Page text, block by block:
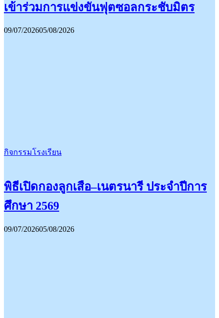
เข้าร่วมการแข่งขันฟุตซอลกระชับมิตร
09/07/202605/08/2026
กิจกรรมโรงเรียน
พิธีเปิดกองลูกเสือ–เนตรนารี ประจำปีการ
ศึกษา 2569
09/07/202605/08/2026